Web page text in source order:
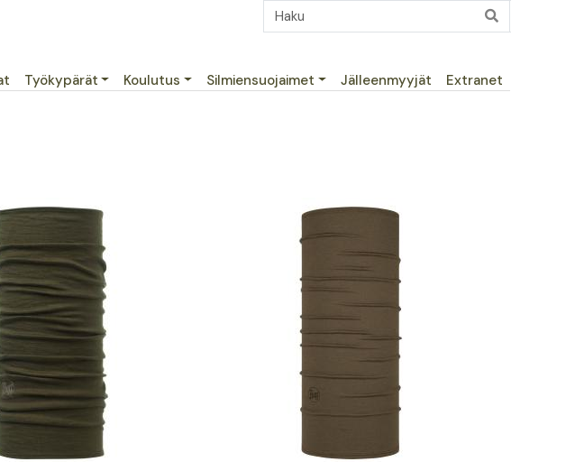
Työkypärät Koulutus Silmiensuojaimet Jälleenmyyjät Extranet